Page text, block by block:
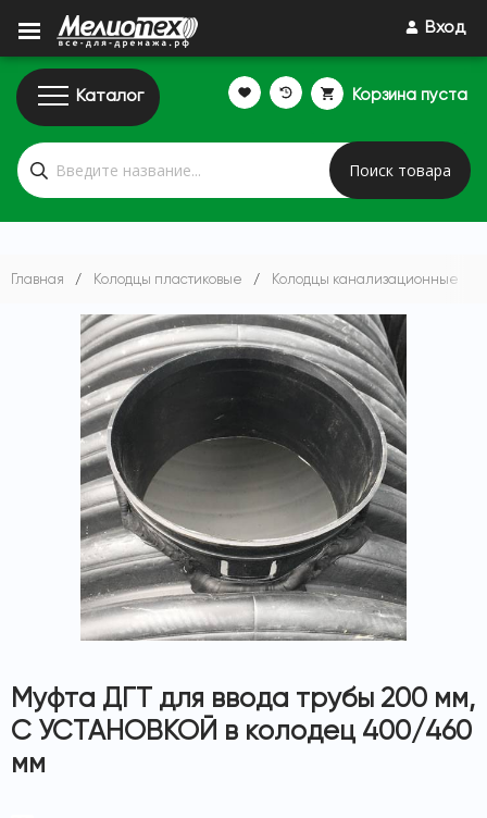
Доставка
Вход
Каталог Корзина пуста
Поиск товара
Главная / Колодцы пластиковые / Колодцы канализационные
Муфта ДГТ для ввода трубы 200 мм,
С УСТАНОВКОЙ в колодец 400/460
мм